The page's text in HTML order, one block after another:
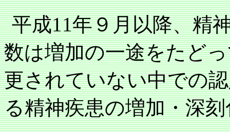
平成11年９月以降、精
数は増加の一途をたど
更されていない中での
る精神疾患の増加・深